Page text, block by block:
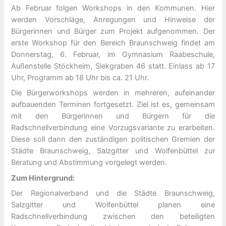
Ab Februar folgen Workshops in den Kommunen. Hier
werden Vorschläge, Anregungen und Hinweise der
Bürgerinnen und Bürger zum Projekt aufgenommen. Der
erste Workshop für den Bereich Braunschweig findet am
Donnerstag, 6. Februar, im Gymnasium Raabeschule,
Außenstelle Stöckheim, Siekgraben 46 statt. Einlass ab 17
Uhr, Programm ab 18 Uhr bis ca. 21 Uhr.
Die Bürgerworkshops werden in mehreren, aufeinander
aufbauenden Terminen fortgesetzt. Ziel ist es, gemeinsam
mit den Bürgerinnen und Bürgern für die
Radschnellverbindung eine Vorzugsvariante zu erarbeiten.
Diese soll dann den zuständigen politischen Gremien der
Städte Braunschweig, Salzgitter und Wolfenbüttel zur
Beratung und Abstimmung vorgelegt werden.
Zum Hintergrund:
Der Regionalverband und die Städte Braunschweig,
Salzgitter und Wolfenbüttel planen eine
Radschnellverbindung zwischen den beteiligten